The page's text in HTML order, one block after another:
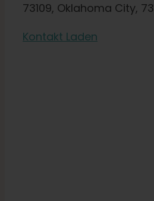
73109, Oklahoma City,
Kontakt Laden